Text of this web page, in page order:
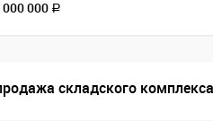
000 000 a
складского